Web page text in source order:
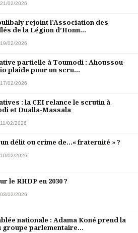
21/02/2026
rejoint l’Association des
de la Légion d’Honn...
19/02/2026
partielle à Toumodi : Ahoussou-
plaide pour un scru...
17/02/2026
: la CEI relance le scrutin à
et Dualla-Massala
11/02/2026
délit ou crime de…« fraternité » ?
10/02/2026
le RHDP en 2030 ?
03/02/2026
nationale : Adama Koné prend la
groupe parlementaire...